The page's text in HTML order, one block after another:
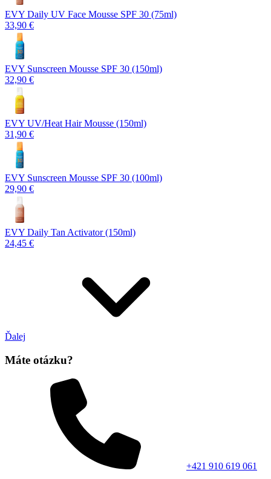
EVY Daily UV Face Mousse SPF 30 (75ml)
33,90 €
EVY Sunscreen Mousse SPF 30 (150ml)
32,90 €
EVY UV/Heat Hair Mousse (150ml)
31,90 €
EVY Sunscreen Mousse SPF 30 (100ml)
29,90 €
EVY Daily Tan Activator (150ml)
24,45 €
Ďalej
Máte otázku?
+421 910 619 061